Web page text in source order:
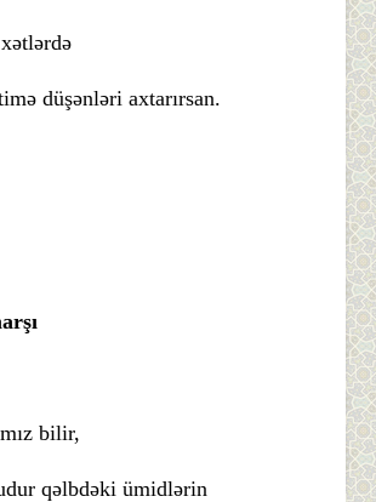
axtarırsan.
bilir,
qəlbdəki ümidlərin